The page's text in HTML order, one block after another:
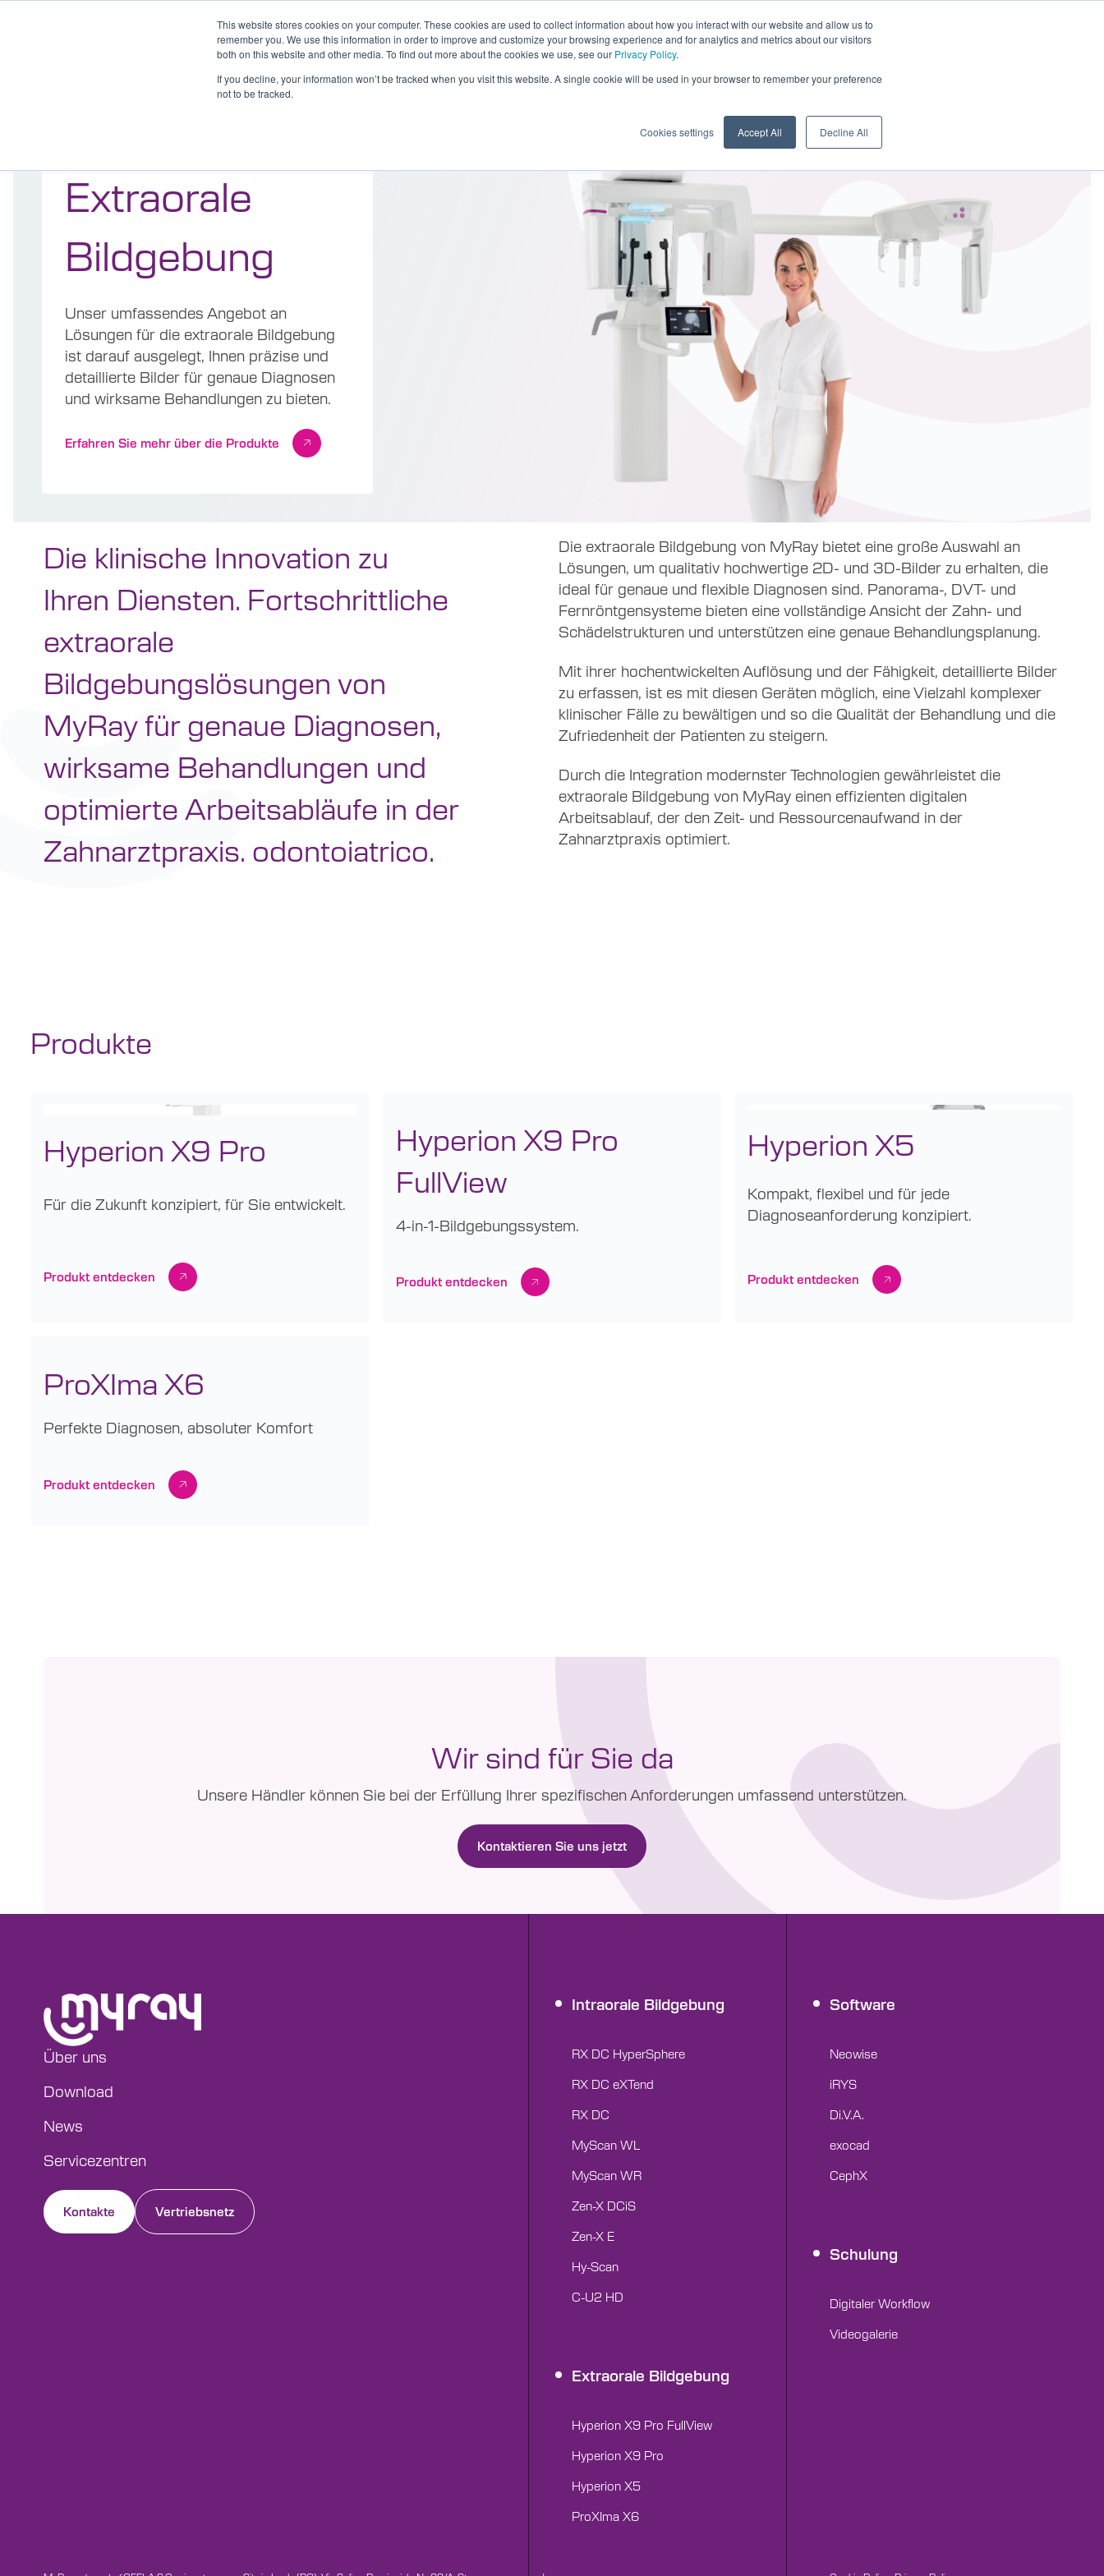
This website stores cookies on your computer. These cookies are used to collect information about how you interact with our website and allow us to
remember you. We use this information in order to improve and customize your browsing experience and for analytics and metrics about our visitors
both on this website and other media. To find out more about the cookies we use, see our Privacy Policy.
If you decline, your information won’t be tracked when you visit this website. A single cookie will be used in your browser to remember your preference
not to be tracked.
Cookies settings Accept All Decline All
Software NeowiseSchulung Inhalte Digital Showroom Vertriebsnetz
Extraorale
Bildgebung
Unser umfassendes Angebot an
Lösungen für die extraorale Bildgebung
ist darauf ausgelegt, Ihnen präzise und
detaillierte Bilder für genaue Diagnosen
und wirksame Behandlungen zu bieten.
Erfahren Sie mehr über die Produkte
Die klinische Innovation zu
Ihren Diensten. Fortschrittliche
extraorale
Bildgebungslösungen von
MyRay für genaue Diagnosen,
wirksame Behandlungen und
optimierte Arbeitsabläufe in der
Zahnarztpraxis. odontoiatrico.
Die extraorale Bildgebung von MyRay bietet eine große Auswahl an
Lösungen, um qualitativ hochwertige 2D- und 3D-Bilder zu erhalten, die
ideal für genaue und flexible Diagnosen sind. Panorama-, DVT- und
Fernröntgensysteme bieten eine vollständige Ansicht der Zahn- und
Schädelstrukturen und unterstützen eine genaue Behandlungsplanung.
Mit ihrer hochentwickelten Auflösung und der Fähigkeit, detaillierte Bilder
zu erfassen, ist es mit diesen Geräten möglich, eine Vielzahl komplexer
klinischer Fälle zu bewältigen und so die Qualität der Behandlung und die
Zufriedenheit der Patienten zu steigern.
Durch die Integration modernster Technologien gewährleistet die
extraorale Bildgebung von MyRay einen effizienten digitalen
Arbeitsablauf, der den Zeit- und Ressourcenaufwand in der
Zahnarztpraxis optimiert.
Produkte
Hyperion X9 Pro
Für die Zukunft konzipiert, für Sie entwickelt.
Produkt entdecken
Hyperion X9 Pro
FullView
4-in-1-Bildgebungssystem.
Produkt entdecken
Hyperion X5
Kompakt, flexibel und für jede
Diagnoseanforderung konzipiert.
Produkt entdecken
ProXIma X6
Perfekte Diagnosen, absoluter Komfort
Produkt entdecken
Wir sind für Sie da
Unsere Händler können Sie bei der Erfüllung Ihrer spezifischen Anforderungen umfassend unterstützen.
Kontaktieren Sie uns jetzt
Über uns
Download
News
Servicezentren
Kontakte Vertriebsnetz
Intraorale Bildgebung
RX DC HyperSphere
RX DC eXTend
RX DC
MyScan WL
MyScan WR
Zen-X DCiS
Zen-X E
Hy-Scan
C-U2 HD
Extraorale Bildgebung
Hyperion X9 Pro FullView
Hyperion X9 Pro
Hyperion X5
ProXIma X6
Software
Neowise
iRYS
Di.V.A.
exocad
CephX
Schulung
Digitaler Workflow
Videogalerie